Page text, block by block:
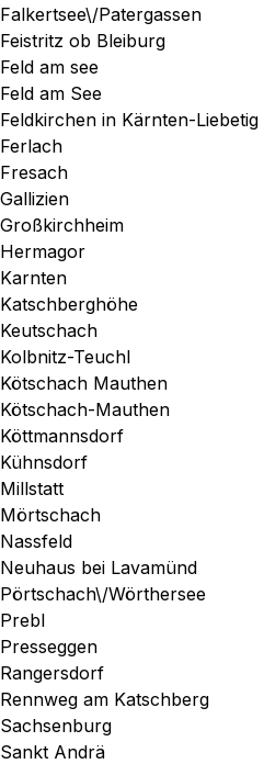
Falkertsee\/Patergassen
Feistritz ob Bleiburg
Feld am see
Feld am See
Feldkirchen in Kärnten-Liebetig
Ferlach
Fresach
Gallizien
Großkirchheim
Hermagor
Karnten
Katschberghöhe
Keutschach
Kolbnitz-Teuchl
Kötschach Mauthen
Kötschach-Mauthen
Köttmannsdorf
Kühnsdorf
Millstatt
Mörtschach
Nassfeld
Neuhaus bei Lavamünd
Pörtschach\/Wörthersee
Prebl
Presseggen
Rangersdorf
Rennweg am Katschberg
Sachsenburg
Sankt Andrä